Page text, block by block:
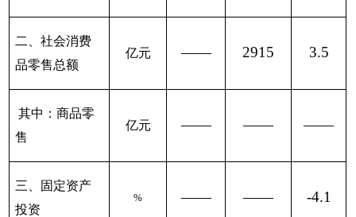
二、社会消费
品零售总额
亿元 —— 2915 3.5
其中：商品零
售
亿元 —— —— ——
三、固定资产
投资
% —— —— -4.1